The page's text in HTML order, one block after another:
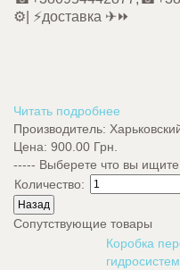
⚙️| ⚡доставка ✈⏩
Читать подробнее
Производитель:
Цена: 900.00 Грн.
----- Выберете что вы
Количество:
Сопутствующие товары
Коробка